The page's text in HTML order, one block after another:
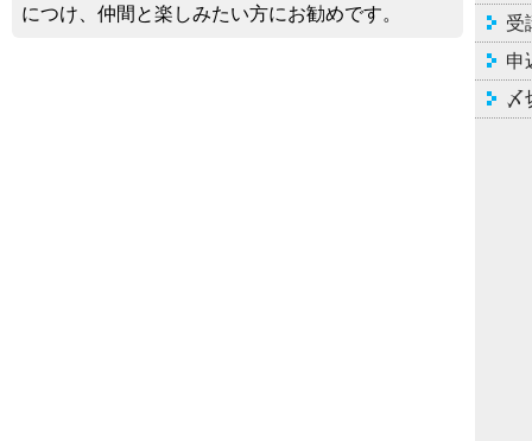
につけ、仲間と楽しみたい方にお勧めです。
受
申
〆